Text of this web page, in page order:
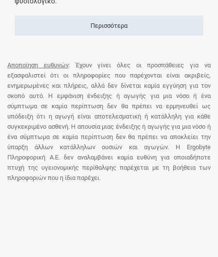
Περισσότερα
Αποποίηση ευθυνών: Έχουν γίνει όλες οι προσπάθειες για να
εξασφαλιστεί ότι οι πληροφορίες που παρέχονται είναι ακριβείς,
ενημερωμένες και πλήρεις, αλλά δεν δίνεται καμία εγγύηση για τον
σκοπό αυτό. Η εμφάνιση ένδειξης ή αγωγής για μια νόσο ή ένα
σύμπτωμα σε καμία περίπτωση δεν θα πρέπει να ερμηνευθεί ως
υπόδειξη ότι η αγωγή είναι αποτελεσματική ή κατάλληλη για κάθε
συγκεκριμένο ασθενή. Η απουσία μιας ένδειξης ή αγωγής για μια νόσο ή
ένα σύμπτωμα σε καμία περίπτωση δεν θα πρέπει να αποκλείει την
ύπαρξη άλλων κατάλληλων ουσιών και αγωγών. Η Ergobyte
Πληροφορική Α.Ε. δεν αναλαμβάνει καμία ευθύνη για οποιαδήποτε
πτυχή της υγειονομικής περίθαλψης παρέχεται με τη βοήθεια των
πληροφοριών που η ίδια παρέχει.